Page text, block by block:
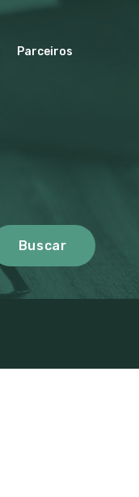
Parceiros
Buscar